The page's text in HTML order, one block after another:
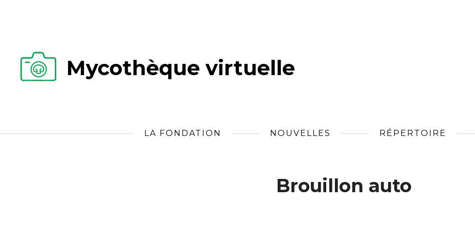
Mycothèque virtuelle
LA FONDATION NOUVELLES RÉPERTOIRE
Brouillon auto